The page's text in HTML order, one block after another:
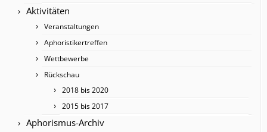
Aktivitäten
Veranstaltungen
Aphoristikertreffen
Wettbewerbe
Rückschau
2018 bis 2020
2015 bis 2017
Aphorismus-Archiv